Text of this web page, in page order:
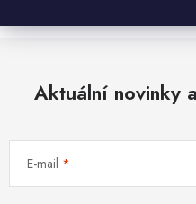
Aktuální novinky
E-mail